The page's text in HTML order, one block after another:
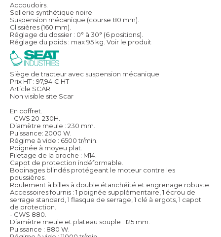
Accoudoirs.
Sellerie synthétique noire.
Suspension mécanique (course 80 mm).
Glissières (160 mm).
Réglage du dossier : 0° à 30° (6 positions).
Réglage du poids : max 95 kg. Voir le produit
Siège de tracteur avec suspension mécanique
Prix HT : 97,94€ HT
Article SCAR
Non visible site Scar
En coffret.
- GWS 20-230H.
Diamètre meule : 230 mm.
Puissance: 2000 W.
Régime à vide : 6500 tr/min.
Poignée à moyeu plat.
Filetage de la broche : M14.
Capot de protection indéformable.
Bobinages blindés protégeant le moteur contre les
poussières.
Roulement à billes à double étanchéité et engrenage robuste.
Accessoires fournis : 1 poignée supplémentaire, 1 écrou de
serrage standard, 1 flasque de serrage, 1 clé à ergots, 1 capot
de protection.
- GWS 880.
Diamètre meule et plateau souple : 125 mm.
Puissance : 880 W.